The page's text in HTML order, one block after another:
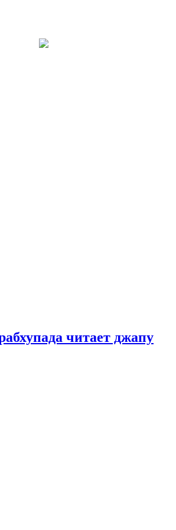
читает джапу